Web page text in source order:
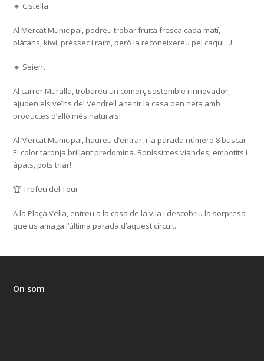
🔸 Cistella
Al Mercat Municipal, podreu trobar fruita fresca cada matí,
plàtans, kiwi, préssec i raïm, però la reconeixereu pel caqui…!
🔸 Seient
Al carrer Muralla, trobareu un comerç sostenible i innovador;
ajuden els veïns del Vendrell a tenir la casa ben neta amb
productes d’allò més naturals!
Al Mercat Municipal, haureu d’entrar, i la parada número 8 buscar.
El color taronja brillant predomina. Boníssimes viandes, embotits i
àpats, pots triar!
🏆 Trofeu del Tour
A la Plaça Vella, entreu a la casa de la vila i descobriu la sorpresa
que us amaga l’última parada d’aquest circuit.
On som